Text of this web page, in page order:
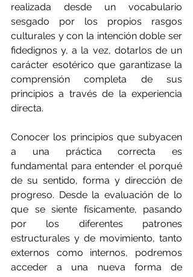
realizada desde un vocabulario
sesgado por los propios rasgos
culturales y con la intención doble ser
fidedignos y, a la vez, dotarlos de un
carácter esotérico que garantizase la
comprensión completa de sus
principios a través de la experiencia
directa.
Conocer los principios que subyacen
a una práctica correcta es
fundamental para entender el porqué
de su sentido, forma y dirección de
progreso. Desde la evaluación de lo
que se siente físicamente, pasando
por los diferentes patrones
estructurales y de movimiento, tanto
externos como internos, podremos
acceder a una nueva forma de